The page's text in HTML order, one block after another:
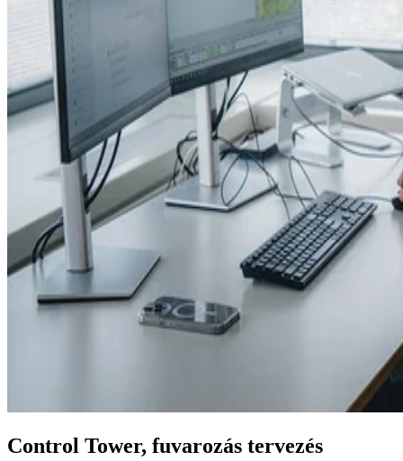
Control Tower, fuvarozás tervezés